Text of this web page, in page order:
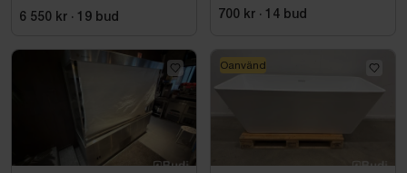
6 550 kr · 19 bud 700 kr · 14 bud
Oanvänd